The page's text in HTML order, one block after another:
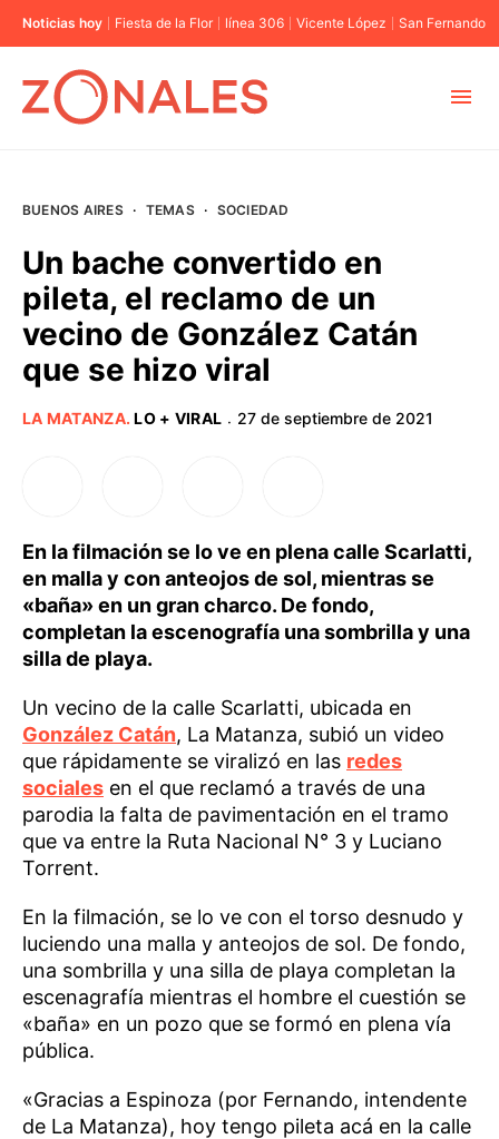
Noticias hoy Fiesta de la Flor línea 306 Vicente López San Fernando
BUENOS AIRES
PROVINCIAS
BUENOS AIRES · TEMAS · SOCIEDAD
Un bache convertido en
pileta, el reclamo de un
vecino de González Catán
que se hizo viral
LA MATANZA.LO + VIRAL · 27 de septiembre de 2021
En la filmación se lo ve en plena calle Scarlatti,
en malla y con anteojos de sol, mientras se
«baña» en un gran charco. De fondo,
completan la escenografía una sombrilla y una
silla de playa.
Un vecino de la calle Scarlatti, ubicada en
González Catán, La Matanza, subió un video
que rápidamente se viralizó en las redes
sociales en el que reclamó a través de una
parodia la falta de pavimentación en el tramo
que va entre la Ruta Nacional N° 3 y Luciano
Torrent.
En la filmación, se lo ve con el torso desnudo y
luciendo una malla y anteojos de sol. De fondo,
una sombrilla y una silla de playa completan la
escenagrafía mientras el hombre el cuestión se
«baña» en un pozo que se formó en plena vía
pública.
«Gracias a Espinoza (por Fernando, intendente
de La Matanza), hoy tengo pileta acá en la calle